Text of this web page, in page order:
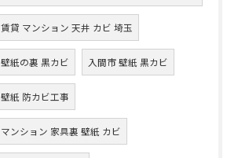
賃貸 マンション 天井 カビ 埼玉
壁紙の裏 黒カビ 入間市 壁紙 黒カビ
壁紙 防カビ工事
マンション 家具裏 壁紙 カビ